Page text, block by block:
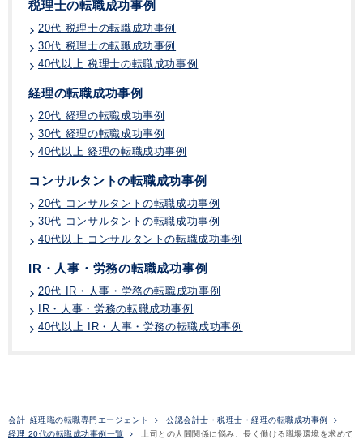
税理士の転職成功事例
20代 税理士の転職成功事例
30代 税理士の転職成功事例
40代以上 税理士の転職成功事例
経理の転職成功事例
20代 経理の転職成功事例
30代 経理の転職成功事例
40代以上 経理の転職成功事例
コンサルタントの転職成功事例
20代 コンサルタントの転職成功事例
30代 コンサルタントの転職成功事例
40代以上 コンサルタントの転職成功事例
IR・人事・労務の転職成功事例
20代 IR・人事・労務の転職成功事例
IR・人事・労務の転職成功事例
40代以上 IR・人事・労務の転職成功事例
会計･経理職の転職専門エージェント
公認会計士・税理士・経理の転職成功事例
経理 20代の転職成功事例一覧
上司との人間関係に悩み、長く働ける職場環境を求めて